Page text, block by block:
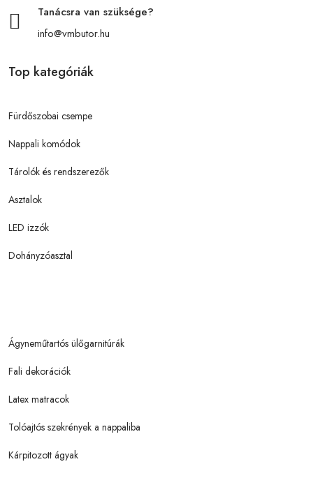
Tanácsra van szüksége?
info@vmbutor.hu
Top kategóriák
Fürdőszobai csempe
Nappali komódok
Tárolók és rendszerezők
Asztalok
LED izzók
Dohányzóasztal
Ágyneműtartós ülőgarnitúrák
Fali dekorációk
Latex matracok
Tolóajtós szekrények a nappaliba
Kárpitozott ágyak